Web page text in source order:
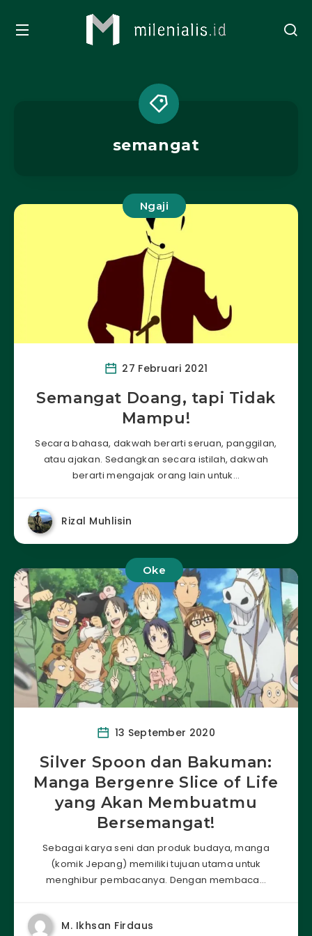
semangat
Ngaji
27 Februari 2021
Semangat Doang, tapi Tidak
Mampu!
Secara bahasa, dakwah berarti seruan, panggilan,
atau ajakan. Sedangkan secara istilah, dakwah
berarti mengajak orang lain untuk…
Rizal Muhlisin
Oke
13 September 2020
Silver Spoon dan Bakuman:
Manga Bergenre Slice of Life
yang Akan Membuatmu
Bersemangat!
Sebagai karya seni dan produk budaya, manga
(komik Jepang) memiliki tujuan utama untuk
menghibur pembacanya. Dengan membaca…
M. Ikhsan Firdaus